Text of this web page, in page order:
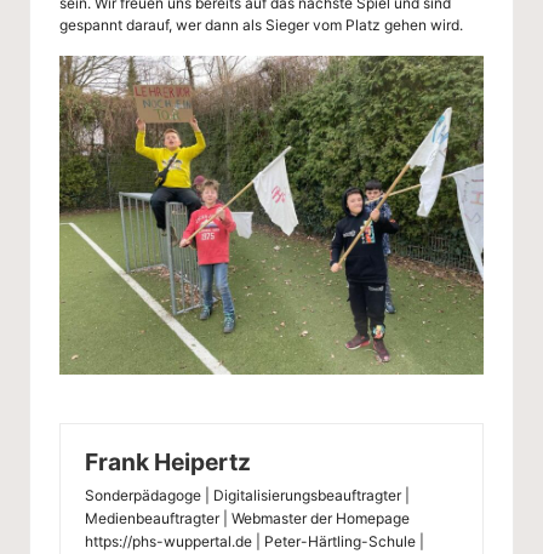
gespannt darauf, wer dann als Sieger vom Platz gehen wird.
Frank Heipertz
Sonderpädagoge | Digitalisierungsbeauftragter |
Medienbeauftragter | Webmaster der Homepage
https://phs-wuppertal.de | Peter-Härtling-Schule |